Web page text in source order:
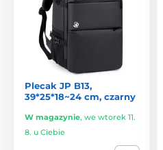
Plecak JP B13,
39*25*18~24 cm, czarny
W magazynie, we wtorek 11.
8. u Ciebie